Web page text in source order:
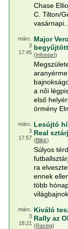
Chase
C. Tilton/
vasárnapi...
márc.
3
17:45
Major
(Infostart)
a női
első
örmény
márc.
3
17:57
Lesújtó
Real
(Blikk)
Súlyos
ra
ennek
több
márc.
3
18:21
Kiváló
Rally az
(Racing)